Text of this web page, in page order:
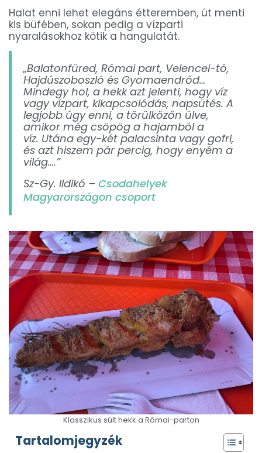
Halat enni lehet elegáns étteremben, út menti
kis büfében, sokan pedig a vízparti
nyaralásokhoz kötik a hangulatát.
„Balatonfüred, Római part, Velencei-tó,
Hajdúszoboszló és Gyomaendrőd…
Mindegy hol, a hekk azt jelenti, hogy víz
vagy vízpart, kikapcsolódás, napsütés. A
legjobb úgy enni, a törülközőn ülve,
amikor még csöpög a hajamból a
víz. Utána egy-két palacsinta vagy gofri,
és azt hiszem pár percig, hogy enyém a
világ….”
Sz-Gy. Ildikó – Csodahelyek
Magyarországon csoport
Klasszikus sült hekk a Római-parton
Tartalomjegyzék